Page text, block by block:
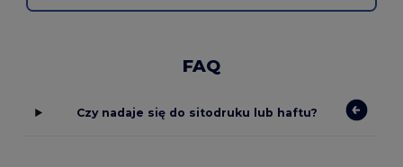
FAQ
Czy nadaje się do sitodruku lub haftu?